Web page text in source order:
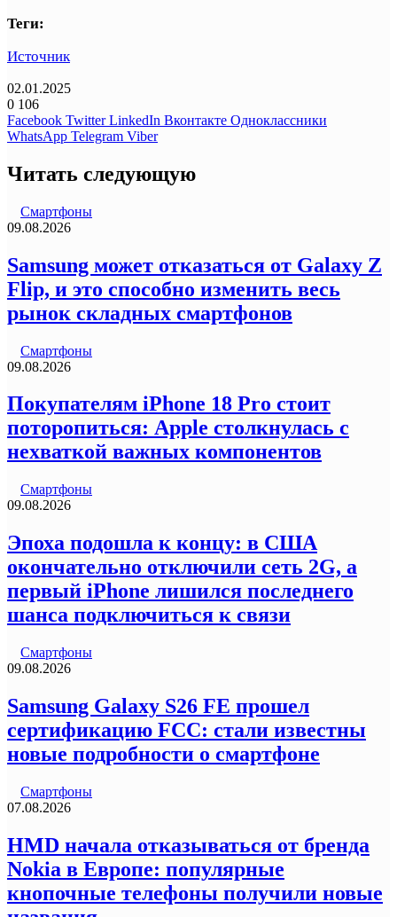
Теги:
Источник
02.01.2025
0 106
Facebook Twitter LinkedIn Вконтакте Одноклассники
WhatsApp Telegram Viber
Читать следующую
Смартфоны
09.08.2026
Samsung может отказаться от Galaxy Z
Flip, и это способно изменить весь
рынок складных смартфонов
Смартфоны
09.08.2026
Покупателям iPhone 18 Pro стоит
поторопиться: Apple столкнулась с
нехваткой важных компонентов
Смартфоны
09.08.2026
Эпоха подошла к концу: в США
окончательно отключили сеть 2G, а
первый iPhone лишился последнего
шанса подключиться к связи
Смартфоны
09.08.2026
Samsung Galaxy S26 FE прошел
сертификацию FCC: стали известны
новые подробности о смартфоне
Смартфоны
07.08.2026
HMD начала отказываться от бренда
Nokia в Европе: популярные
кнопочные телефоны получили новые